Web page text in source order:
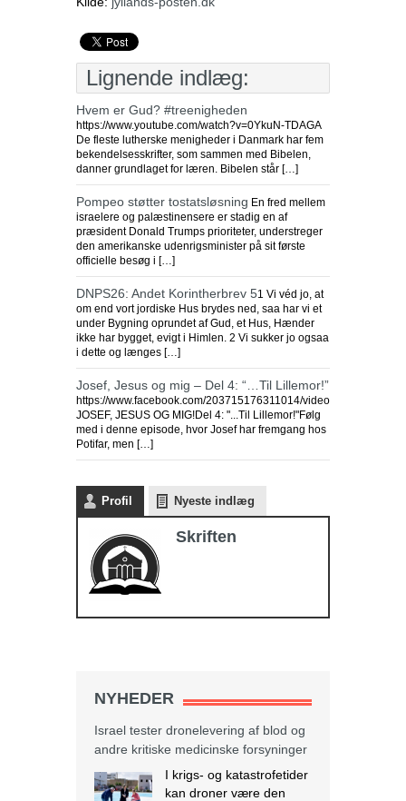
Lignende indlæg:
Hvem er Gud? #treenigheden
https://www.youtube.com/watch?v=0YkuN-TDAGA
De fleste lutherske menigheder i Danmark har fem
bekendelsesskrifter, som sammen med Bibelen,
danner grundlaget for læren. Bibelen står […]
Pompeo støtter tostatsløsning En fred mellem
israelere og palæstinensere er stadig en af
præsident Donald Trumps prioriteter, understreger
den amerikanske udenrigsminister på sit første
officielle besøg i […]
DNPS26: Andet Korintherbrev 51 Vi véd jo, at
om end vort jordiske Hus brydes ned, saa har vi et
under Bygning oprundet af Gud, et Hus, Hænder
ikke har bygget, evigt i Himlen. 2 Vi sukker jo ogsaa
i dette og længes […]
Josef, Jesus og mig – Del 4: “…Til Lillemor!”
https://www.facebook.com/203715176311014/videos/
JOSEF, JESUS OG MIG!Del 4: "...Til Lillemor!"Følg
med i denne episode, hvor Josef har fremgang hos
Potifar, men […]
Profil Nyeste indlæg
Skriften
NYHEDER
Israel tester dronelevering af blod og
andre kritiske medicinske forsyninger
I krigs- og katastrofetider
kan droner være den